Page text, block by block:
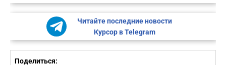
Читайте последние новости
Курсор в Telegram
Поделиться: